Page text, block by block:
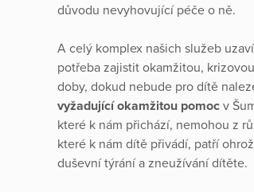
důvodu nevyhovující péče o ně.
A celý komplex našich služeb
potřeba zajistit okamžitou,
doby, dokud nebude pro dítě
vyžadující okamžitou pomoc v
které k nám přichází, nemohou z
které k nám dítě přivádí, patří
duševní týrání a zneužívání dítěte.